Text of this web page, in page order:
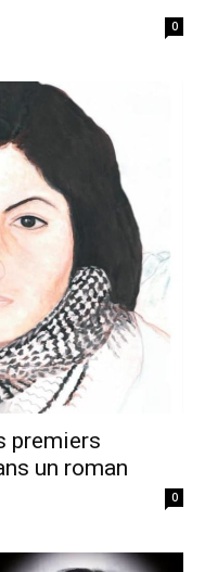
0
premiers
un roman
0